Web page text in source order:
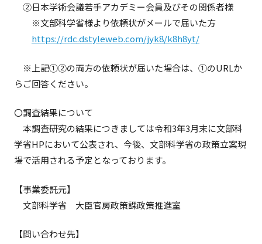
②日本学術会議若手アカデミー会員及びその関係者様
※文部科学省様より依頼状がメールで届いた方
https://rdc.dstyleweb.com/jyk8/k8h8yt/
※上記①②の両方の依頼状が届いた場合は、①のURLか
らご回答ください。
〇調査結果について
本調査研究の結果につきましては令和3年3月末に文部科
学省HPにおいて公表され、今後、文部科学省の政策立案現
場で活用される予定となっております。
【事業委託元】
文部科学省 大臣官房政策課政策推進室
【問い合わせ先】